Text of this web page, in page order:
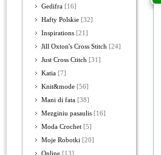
Gedifra [16]
Hafty Polskie [32]
Inspirations [21]
Jill Oxton's Cross Stitch [24]
Just Cross Ctitch [31]
Katia [7]
Knit&mode [56]
Mani di fata [38]
Mezginiu pasaulis [16]
Moda Crochet [5]
Moje Robotki [20]
Online [13]